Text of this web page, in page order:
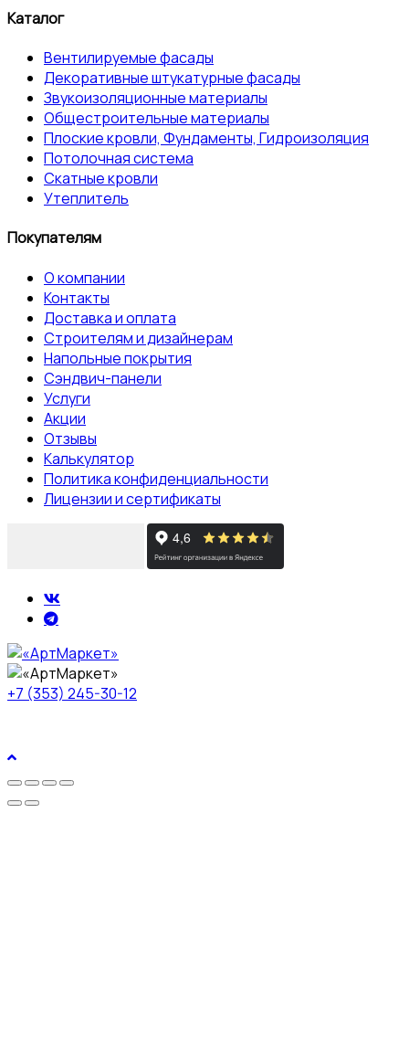
Каталог
Вентилируемые фасады
Декоративные штукатурные фасады
Звукоизоляционные материалы
Общестроительные материалы
Плоские кровли, Фундаменты, Гидроизоляция
Потолочная система
Скатные кровли
Утеплитель
Покупателям
О компании
Контакты
Доставка и оплата
Строителям и дизайнерам
Напольные покрытия
Сэндвич-панели
Услуги
Акции
Отзывы
Калькулятор
Политика конфиденциальности
Лицензии и сертификаты
+7 (353) 245-30-12